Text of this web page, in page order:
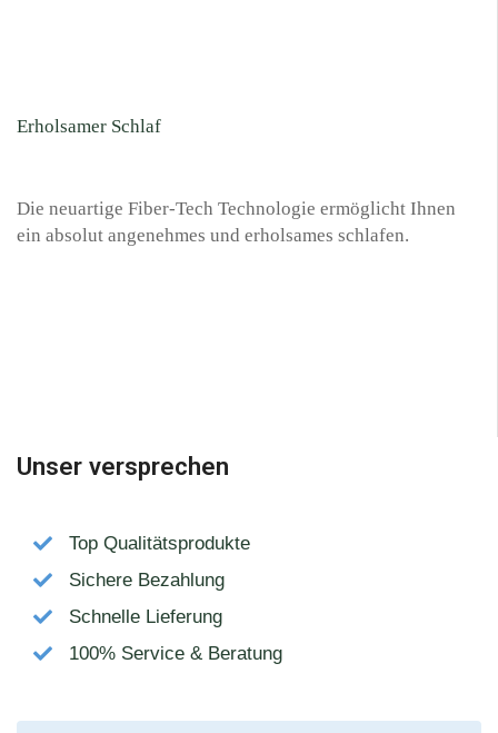
Erholsamer Schlaf
Die neuartige Fiber-Tech Technologie ermöglicht Ihnen
ein absolut angenehmes und erholsames schlafen.
Unser versprechen
Top Qualitätsprodukte
Sichere Bezahlung
Schnelle Lieferung
100% Service & Beratung